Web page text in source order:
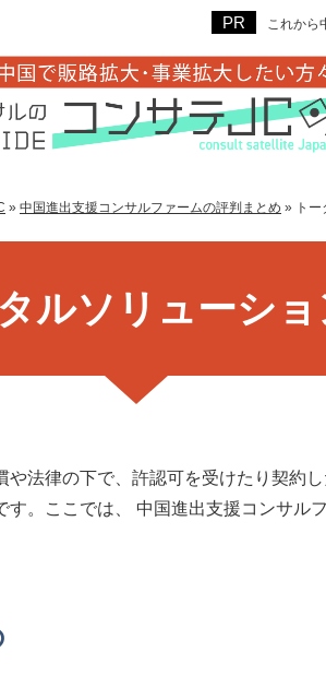
これから
» 中国進出支援コンサルファームの評判まとめ » ト
タルソリューショ
法律の下で、許認可を受けたり契約
。ここでは、 中国進出支援コンサル